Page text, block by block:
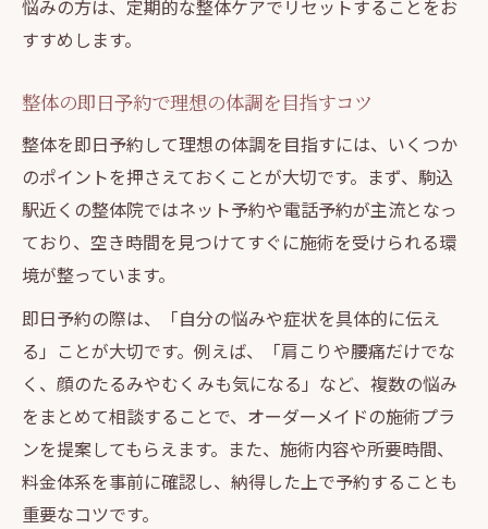
悩みの方は、定期的な整体ケアでリセットすることをお
すすめします。
整体の即日予約で理想の体調を目指すコツ
整体を即日予約して理想の体調を目指すには、いくつか
のポイントを押さえておくことが大切です。まず、駒込
駅近くの整体院ではネット予約や電話予約が主流となっ
ており、空き時間を見つけてすぐに施術を受けられる環
境が整っています。
即日予約の際は、「自分の悩みや症状を具体的に伝え
る」ことが大切です。例えば、「肩こりや腰痛だけでな
く、顔のたるみやむくみも気になる」など、複数の悩み
をまとめて相談することで、オーダーメイドの施術プラ
ンを提案してもらえます。また、施術内容や所要時間、
料金体系を事前に確認し、納得した上で予約することも
重要なコツです。